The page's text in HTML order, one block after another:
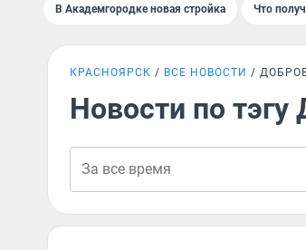
В Академгородке новая стройка Что
КРАСНОЯРСК ВСЕ НОВОСТИ
Новости по